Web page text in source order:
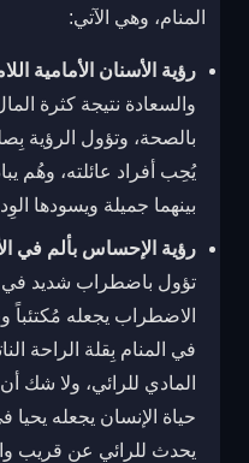
المنام، وهي الآتي:
رؤية الأسنان الأمامية
والسعادة نتيجة كثرة
بالصحة، وتؤول الرؤية
يُحِب أفراد عائلته، وهُم
بينهما جميلة ويسودها
رؤية الإحساس بألم في
تؤول باضطراب شديد في
الاضطراب يجعله مُكتئباً
في المنام بِقلة الراحة
المادي للرائي، ولا شك
حياة الإنسان يجعله
يحدث للرائي عن قريب